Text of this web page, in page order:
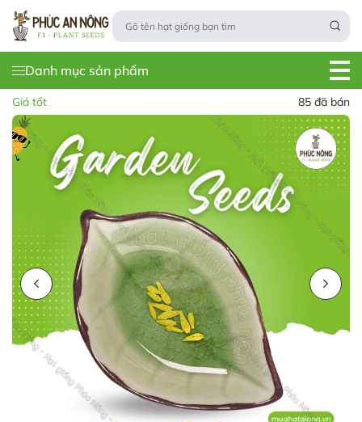
Danh mục sản phẩm
Giá tốt 85 đã bán